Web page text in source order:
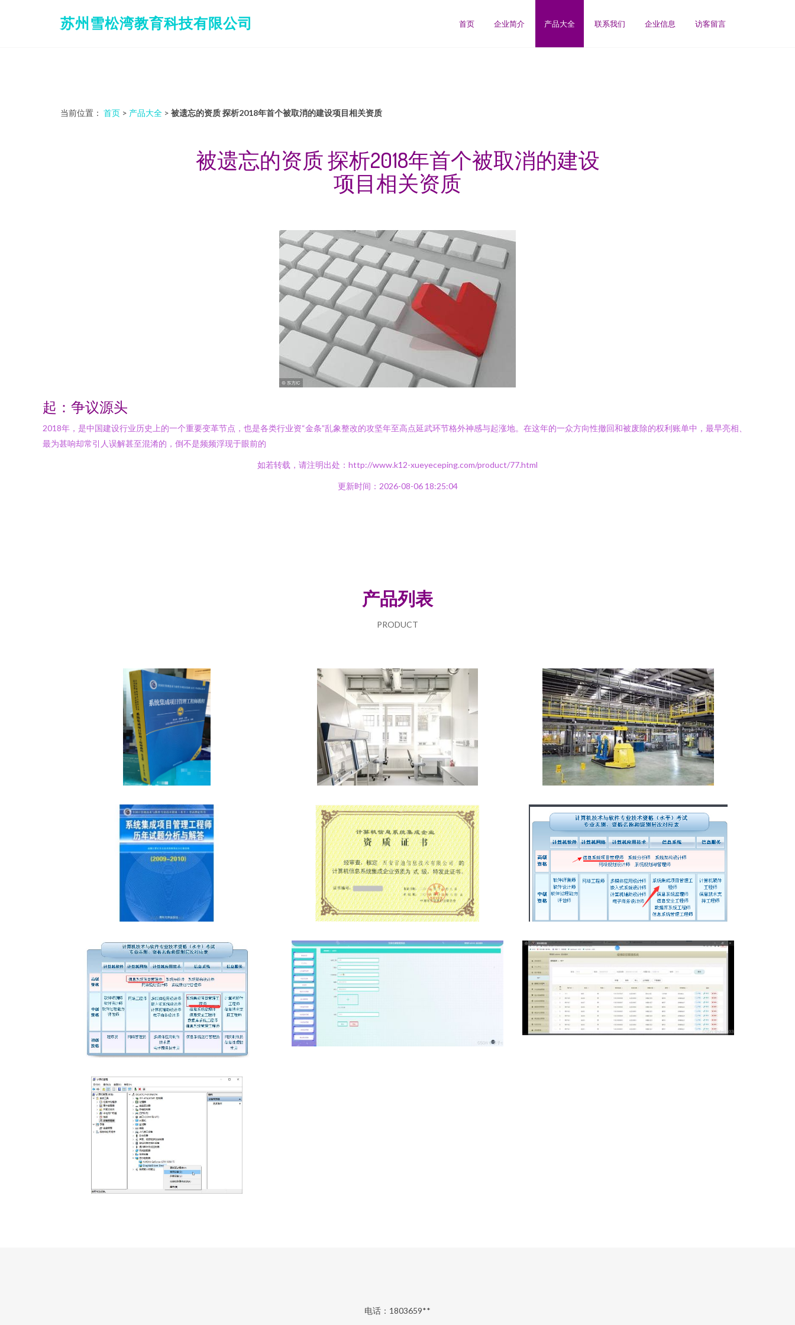
苏州雪松湾教育科技有限公司 首页 企业简介 产品大全 联系我们 企业信息 访客留言
当前位置： 首页 > 产品大全 > 被遗忘的资质 探析2018年首个被取消的建设项目相关资质
被遗忘的资质 探析2018年首个被取消的建设
项目相关资质
起：争议源头
2018年，是中国建设行业历史上的一个重要变革节点，也是各类行业资“金条”乱象整改的攻坚年至高点延武环节格外神感与起涨地。在这年的一众方向性撤回和被废除的权利账单中，最早亮相、
最为甚响却常引人误解甚至混淆的，倒不是频频浮现于眼前的
如若转载，请注明出处：http://www.k12-xueyeceping.com/product/77.html
更新时间：2026-08-06 18:25:04
产品列表
PRODUCT
电话：1803659**